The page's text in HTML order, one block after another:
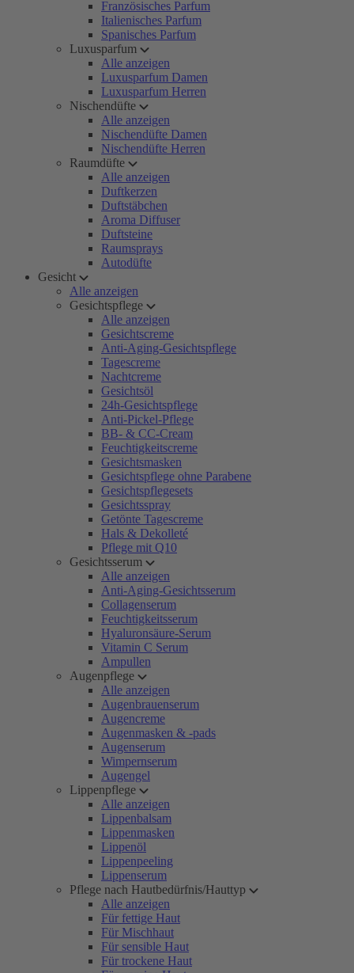
Französisches Parfum
Italienisches Parfum
Spanisches Parfum
Luxusparfum
Alle anzeigen
Luxusparfum Damen
Luxusparfum Herren
Nischendüfte
Alle anzeigen
Nischendüfte Damen
Nischendüfte Herren
Raumdüfte
Alle anzeigen
Duftkerzen
Duftstäbchen
Aroma Diffuser
Duftsteine
Raumsprays
Autodüfte
Gesicht
Alle anzeigen
Gesichtspflege
Alle anzeigen
Gesichtscreme
Anti-Aging-Gesichtspflege
Tagescreme
Nachtcreme
Gesichtsöl
24h-Gesichtspflege
Anti-Pickel-Pflege
BB- & CC-Cream
Feuchtigkeitscreme
Gesichtsmasken
Gesichtspflege ohne Parabene
Gesichtspflegesets
Gesichtsspray
Getönte Tagescreme
Hals & Dekolleté
Pflege mit Q10
Gesichtsserum
Alle anzeigen
Anti-Aging-Gesichtsserum
Collagenserum
Feuchtigkeitsserum
Hyaluronsäure-Serum
Vitamin C Serum
Ampullen
Augenpflege
Alle anzeigen
Augenbrauenserum
Augencreme
Augenmasken & -pads
Augenserum
Wimpernserum
Augengel
Lippenpflege
Alle anzeigen
Lippenbalsam
Lippenmasken
Lippenöl
Lippenpeeling
Lippenserum
Pflege nach Hautbedürfnis/Hauttyp
Alle anzeigen
Für fettige Haut
Für Mischhaut
Für sensible Haut
Für trockene Haut